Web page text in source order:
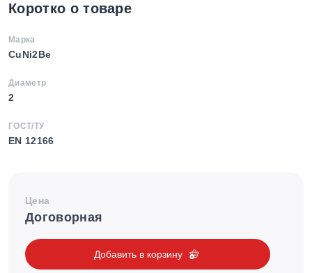
Коротко о товаре
Марка
CuNi2Be
Диаметр
2
ГОСТ/ТУ
EN 12166
Цена
Договорная
Добавить в корзину